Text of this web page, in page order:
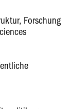
Forschung